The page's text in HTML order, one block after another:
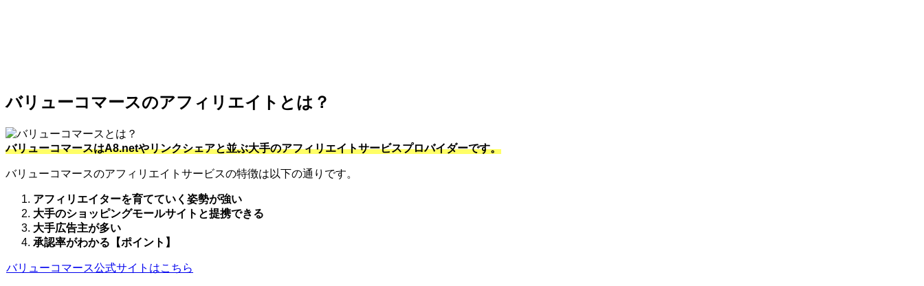
バリューコマースのアフィリエイトとは？
バリューコマースはA8.netやリンクシェアと並ぶ大手のアフィリエイトサービスプロバイダーです。
バリューコマースのアフィリエイトサービスの特徴は以下の通りです。
アフィリエイターを育てていく姿勢が強い
大手のショッピングモールサイトと提携できる
大手広告主が多い
承認率がわかる【ポイント】
バリューコマース公式サイトはこちら